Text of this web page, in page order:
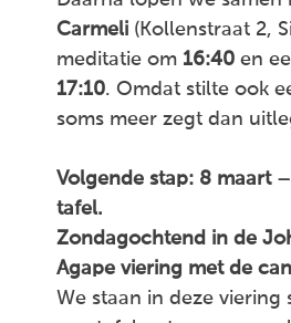
Carmeli (Kollenstraat 2,
meditatie om 16:40 en
17:10. Omdat stilte ook
soms meer zegt dan
Volgende stap: 8 maart
tafel.
Zondagochtend in de
Agape viering met de
We staan in deze viering